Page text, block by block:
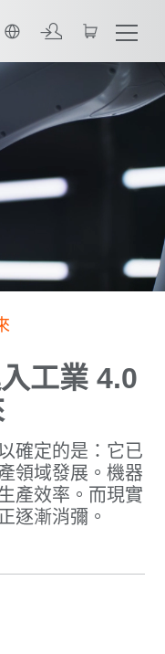
VWS4LS BaSys 4.2
工業 4.0
確定的是：它已
領域發展。機器
產效率。而現實
逐漸消彌。